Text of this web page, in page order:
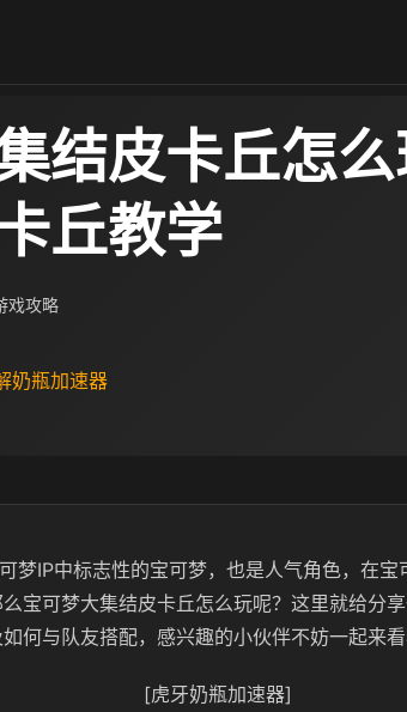
结皮卡丘怎
丘教学
攻略
奶瓶加速器
梦IP中标志性的宝可梦，也是人气角色，在
宝可梦大集结皮卡丘怎么玩呢？这里就给分
何与队友搭配，感兴趣的小伙伴不妨一起来看
[虎牙奶瓶加速器]